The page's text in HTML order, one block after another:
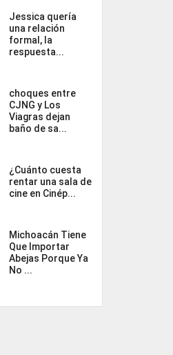
Jessica quería
una relación
formal, la
respuesta...
choques entre
CJNG y Los
Viagras dejan
baño de sa...
¿Cuánto cuesta
rentar una sala de
cine en Cinép...
Michoacán Tiene
Que Importar
Abejas Porque Ya
No ...